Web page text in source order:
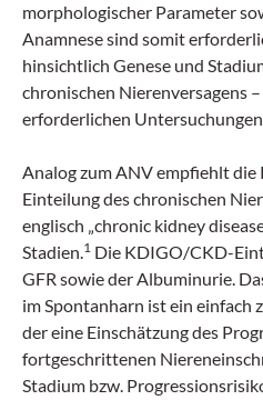
morphologischer Parameter
Anamnese sind somit
hinsichtlich Genese und
chronischen Nierenversagens –
erforderlichen
Analog zum ANV empfiehlt
Einteilung des chronischen
englisch „chronic kidney
Stadien.1 Die KDIGO/CKD-
GFR sowie der Albuminurie.
im Spontanharn ist ein einfach
der eine Einschätzung des
fortgeschrittenen
Stadium bzw.